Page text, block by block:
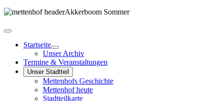
Startseite
Unser Archiv
Termine & Veranstaltungen
Unser Stadtteil
Mettenhofs Geschichte
Mettenhof heute
Stadtteilkarte